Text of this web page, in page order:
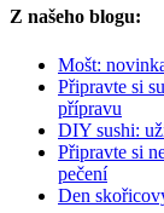
Z našeho blogu:
Mošt:
Připravte si
přípravu
DIY sushi:
Připravte si
pečení
Den